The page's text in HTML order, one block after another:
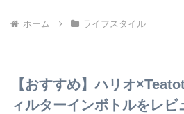
ホーム ライフスタイル
【おすすめ】ハリオ
ィルターインボトルをレビ